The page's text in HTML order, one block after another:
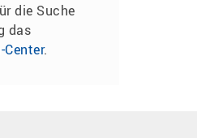
die Suche
das
Center.